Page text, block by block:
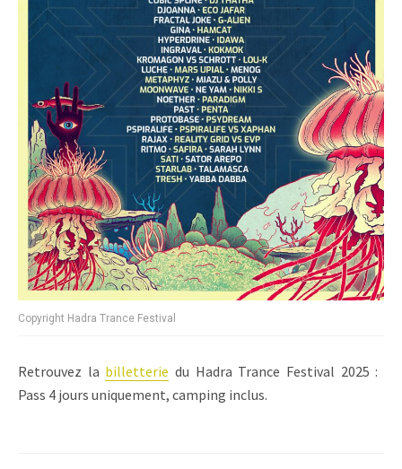
Copyright Hadra Trance Festival
Retrouvez la billetterie du Hadra Trance Festival 2025 : ️
Pass 4 jours uniquement, camping inclus.